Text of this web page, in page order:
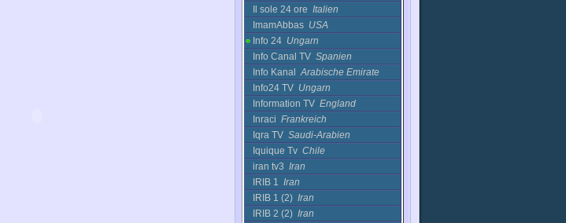
Il sole 24 ore Italien
ImamAbbas USA
Info 24 Ungarn
Info Canal TV Spanien
Info KanalArabische Emirate
Info24 TV Ungarn
Information TV England
Inraci Frankreich
Iqra TV Saudi-Arabien
Iquique Tv Chile
iran tv3 Iran
IRIB 1 Iran
IRIB 1 (2) Iran
IRIB 2 (2) Iran